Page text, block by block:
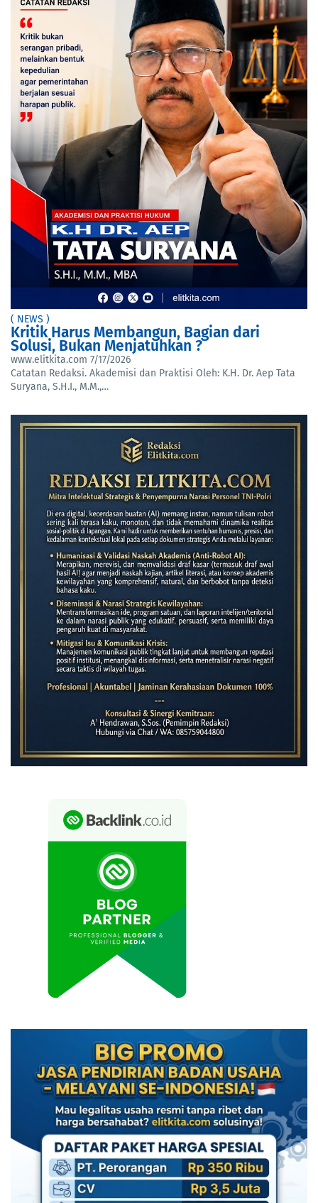
( NEWS )
Kritik Harus Membangun, Bagian dari
Solusi, Bukan Menjatuhkan ?
www.elitkita.com 7/17/2026
Catatan Redaksi. Akademisi dan Praktisi Oleh: K.H. Dr. Aep Tata
Suryana, S.H.I., M.M.,…